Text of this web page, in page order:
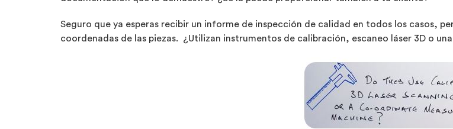
Seguro que ya esperas recibir un informe de inspección de calidad en todos los casos,
coordenadas de las piezas. ¿Utilizan instrumentos de calibración, escaneo láser 3D o